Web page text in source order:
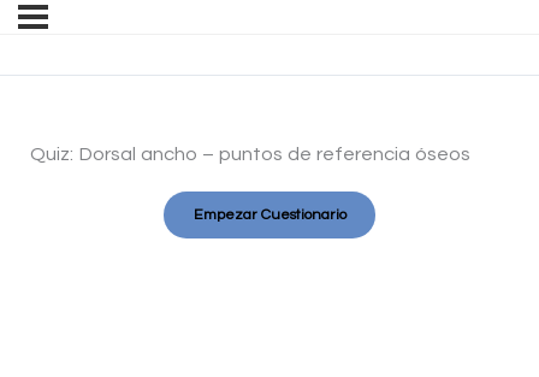
Quiz: Dorsal ancho – puntos de referencia óseos